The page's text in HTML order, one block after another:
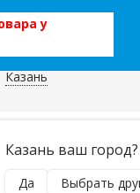
у
Казань
Казань ваш город?
Да Выбрать
почтой и ТК,
платежом!
Пн–Вс 9:00–21:00